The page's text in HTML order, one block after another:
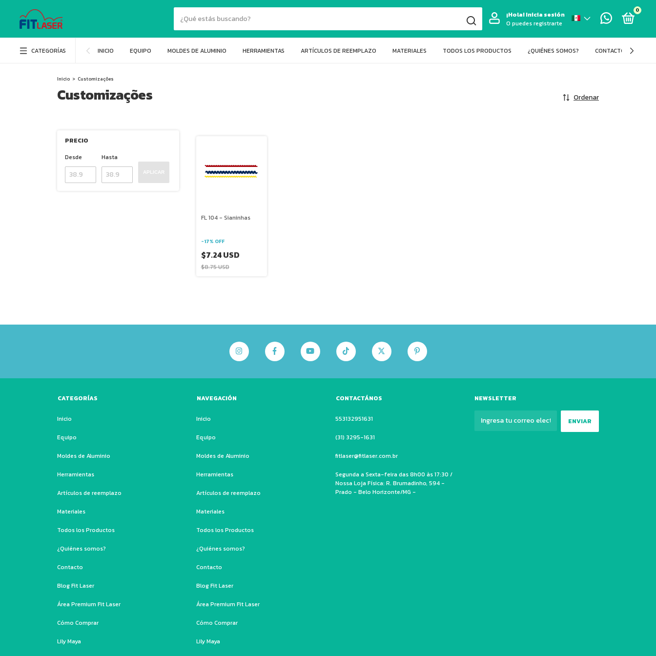
¡Hola!Inicia sesión
O puedes registrarte
0
CATEGORÍAS INICIO EQUIPO MOLDES DE ALUMINIO HERRAMIENTAS ARTÍCULOS DE REEMPLAZO MATERIALES TODOS LOS PRODUCTOS ¿QUIÉNES SOMOS? CONTACTO
Inicio > Customizações
Customizações Ordenar
PRECIO
Desde
Hasta
APLICAR
FL 104 - Sianinhas
-17% OFF
$7.24 USD
$8.75 USD
CATEGORÍAS
Inicio
Equipo
Moldes de Aluminio
Herramientas
Artículos de reemplazo
Materiales
Todos los Productos
¿Quiénes somos?
Contacto
Blog Fit Laser
Área Premium Fit Laser
Cómo Comprar
Lily Maya
NAVEGACIÓN
Inicio
Equipo
Moldes de Aluminio
Herramientas
Artículos de reemplazo
Materiales
Todos los Productos
¿Quiénes somos?
Contacto
Blog Fit Laser
Área Premium Fit Laser
Cómo Comprar
Lily Maya
CONTACTÁNOS
553132951631
(31) 3295-1631
fitlaser@fitlaser.com.br
Segunda a Sexta-feira das 8h00 às 17:30 /
Nossa Loja Física: R. Brumadinho, 594 -
Prado - Belo Horizonte/MG -
NEWSLETTER